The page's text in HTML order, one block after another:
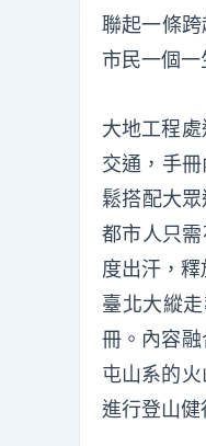
聯起一條
市民一個一
大地工程
交通，手
鬆搭配大
都市人只
度出汗，釋
臺北大縱
冊。內容
屯山系的
進行登山健